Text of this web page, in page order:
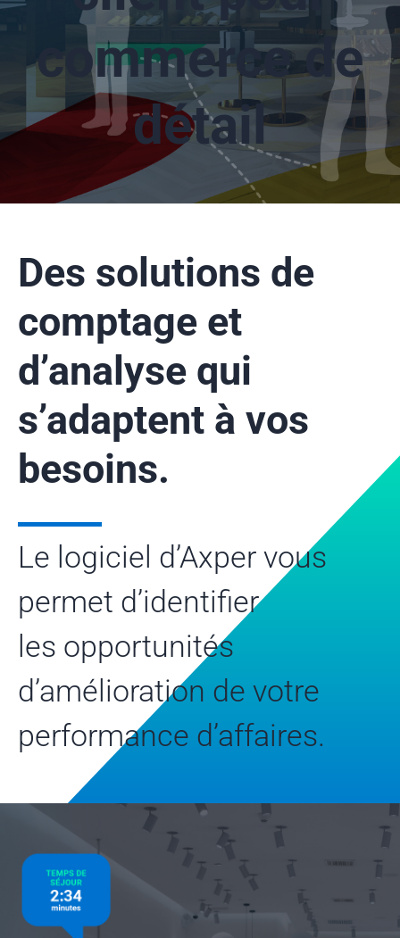
Services : installation, gestion et soutien technique
Ressources
Nos clients
Carrière
Études de cas
commerce de
détail
Des solutions de
comptage et
d’analyse qui
s’adaptent à vos
besoins.
Le logiciel d’Axper vous
permet d’identifier
les opportunités
d’amélioration de votre
performance d’affaires.